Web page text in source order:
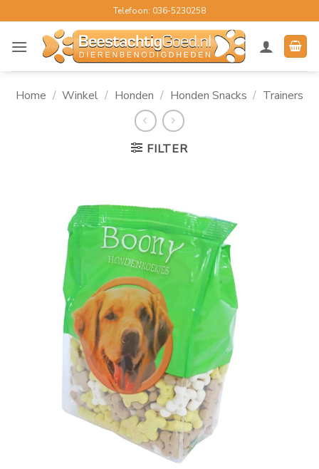
naar
inhoud
Telefoon: 036-5230258
Home / Winkel / Honden / Honden Snacks / Trainers
FILTER